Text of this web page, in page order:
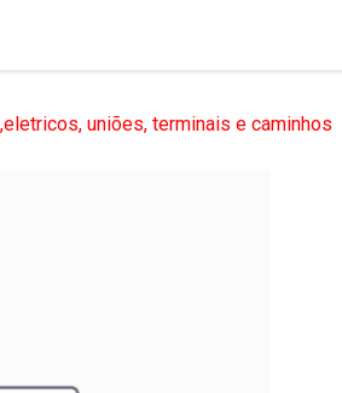
uniões, terminais e caminhos